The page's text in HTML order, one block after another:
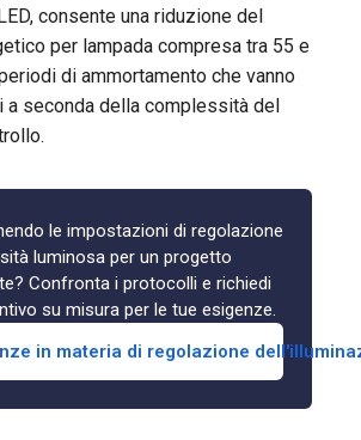
consente una riduzione del
per lampada compresa tra 55 e
di ammortamento che vanno
a seconda della complessità del
le impostazioni di regolazione
luminosa per un progetto
Confronta i protocolli e richiedi
su misura per le tue esigenze.
in materia di regolazione